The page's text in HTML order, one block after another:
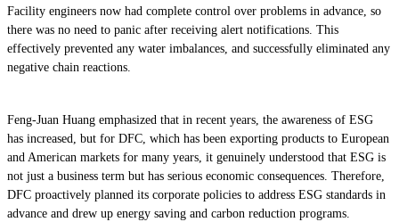
Facility engineers now had complete control over problems in advance, so
there was no need to panic after receiving alert notifications. This
effectively prevented any water imbalances, and successfully eliminated any
negative chain reactions.
Feng-Juan Huang emphasized that in recent years, the awareness of ESG
has increased, but for DFC, which has been exporting products to European
and American markets for many years, it genuinely understood that ESG is
not just a business term but has serious economic consequences. Therefore,
DFC proactively planned its corporate policies to address ESG standards in
advance and drew up energy saving and carbon reduction programs.